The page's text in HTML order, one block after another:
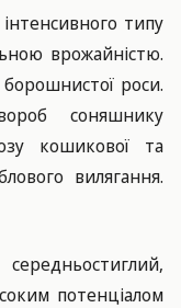
типу
врожайністю.
борошнистої роси.
соняшнику
кошикової та
вилягання.
потенціалом